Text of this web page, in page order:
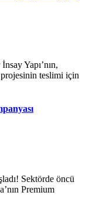
Yapı’nın,
teslimi için
Sektörde öncü
Premium